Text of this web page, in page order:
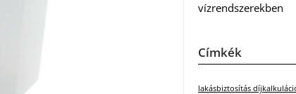
vízrendszerekben
Címkék
lakásbiztosítás